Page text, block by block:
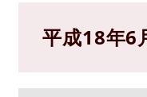
平成18年